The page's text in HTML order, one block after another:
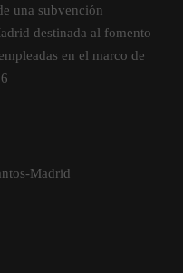
una subvención
destinada al fomento
en el marco de
Madrid